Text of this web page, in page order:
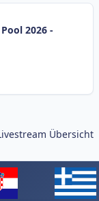
2026 -
Übersicht